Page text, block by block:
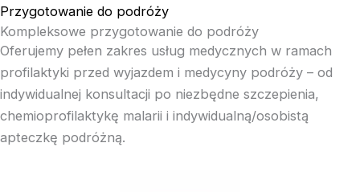
Przygotowanie do podróży
Kompleksowe przygotowanie do podróży
Oferujemy pełen zakres usług medycznych w ramach
profilaktyki przed wyjazdem i medycyny podróży – od
indywidualnej konsultacji po niezbędne szczepienia,
chemioprofilaktykę malarii i indywidualną/osobistą
apteczkę podróżną.